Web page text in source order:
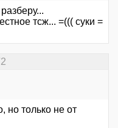
тсж... =((( суки =
но только не от